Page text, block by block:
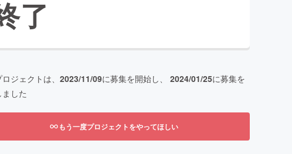
了
ジェクトは、 2023/11/09に募集を開始し、 2024/01/25に募集を
した
もう一度プロジェクトをやってほしい